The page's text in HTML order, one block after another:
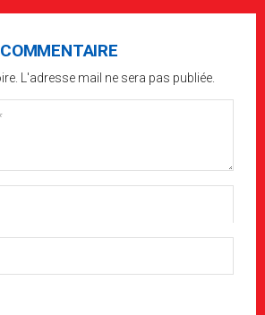
L'adresse mail ne sera pas publiée.